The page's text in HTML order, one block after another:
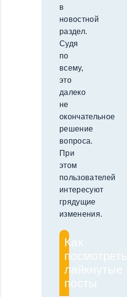
в
новостной
раздел.
Судя
по
всему,
это
далеко
не
окончательное
решение
вопроса.
При
этом
пользователей
интересуют
грядущие
изменения.
Как
посмотреть
лайкнутые
посты